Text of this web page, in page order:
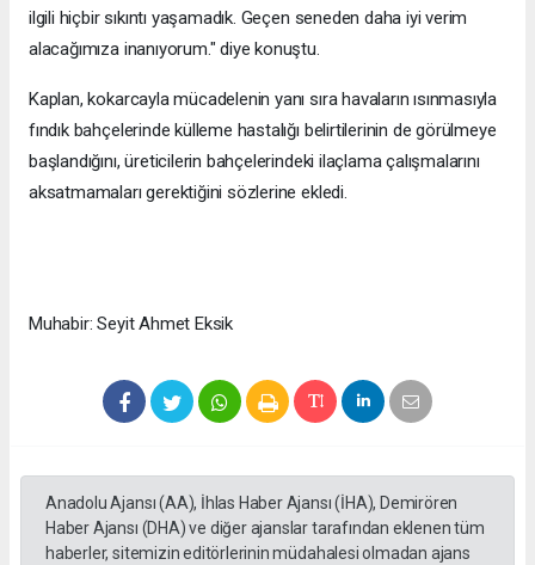
ilgili hiçbir sıkıntı yaşamadık. Geçen seneden daha iyi verim
alacağımıza inanıyorum." diye konuştu.
Kaplan, kokarcayla mücadelenin yanı sıra havaların ısınmasıyla
fındık bahçelerinde külleme hastalığı belirtilerinin de görülmeye
başlandığını, üreticilerin bahçelerindeki ilaçlama çalışmalarını
aksatmamaları gerektiğini sözlerine ekledi.
Muhabir: Seyit Ahmet Eksik
Anadolu Ajansı (AA), İhlas Haber Ajansı (İHA), Demirören
Haber Ajansı (DHA) ve diğer ajanslar tarafından eklenen tüm
haberler, sitemizin editörlerinin müdahalesi olmadan ajans